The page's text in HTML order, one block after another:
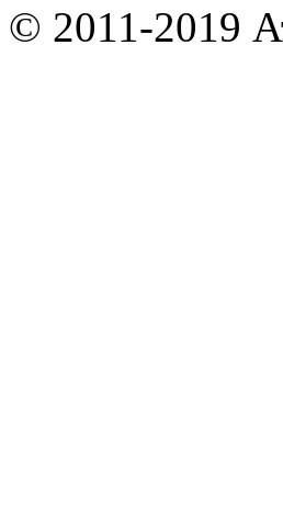
© 2011-2019